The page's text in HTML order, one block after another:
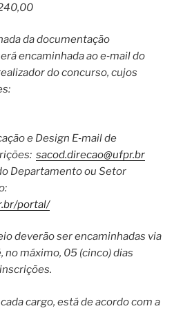
da documentação
encaminhada ao e‐mail do
do concurso, cujos
e Design E‐mail de
sacod.direcao@ufpr.br
Departamento ou Setor
portal/
deverão ser encaminhadas via
no máximo, 05 (cinco) dias
cargo, está de acordo com a